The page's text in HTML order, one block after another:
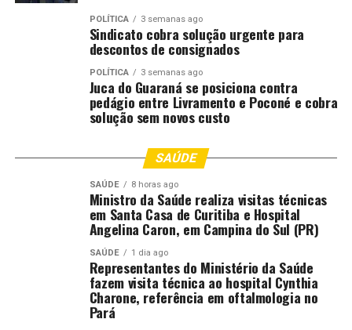
POLÍTICA 3 semanas ago
Sindicato cobra solução urgente para
descontos de consignados
POLÍTICA 3 semanas ago
Juca do Guaraná se posiciona contra
pedágio entre Livramento e Poconé e cobra
solução sem novos custo
SAÚDE
SAÚDE 8 horas ago
Ministro da Saúde realiza visitas técnicas
em Santa Casa de Curitiba e Hospital
Angelina Caron, em Campina do Sul (PR)
SAÚDE 1 dia ago
Representantes do Ministério da Saúde
fazem visita técnica ao hospital Cynthia
Charone, referência em oftalmologia no
Pará